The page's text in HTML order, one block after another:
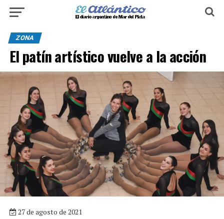
ZONA
El patín artístico vuelve a la acción
27 de agosto de 2021